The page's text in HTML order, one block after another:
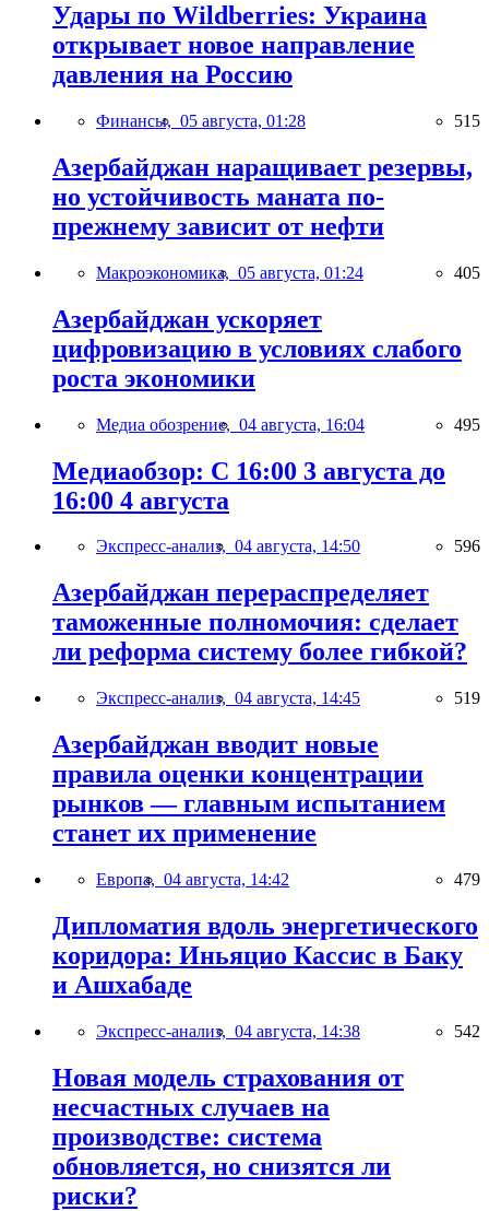
Удары по Wildberries: Украина
открывает новое направление
давления на Россию
Финансы, 05 августа, 01:28 515
Азербайджан наращивает резервы,
но устойчивость маната по-
прежнему зависит от нефти
Макроэкономика, 05 августа, 01:24 405
Азербайджан ускоряет
цифровизацию в условиях слабого
роста экономики
Медиа обозрение, 04 августа, 16:04 495
Медиаобзор: С 16:00 3 августа до
16:00 4 августа
Экспресс-анализ, 04 августа, 14:50 596
Азербайджан перераспределяет
таможенные полномочия: сделает
ли реформа систему более гибкой?
Экспресс-анализ, 04 августа, 14:45 519
Азербайджан вводит новые
правила оценки концентрации
рынков — главным испытанием
станет их применение
Европа, 04 августа, 14:42 479
Дипломатия вдоль энергетического
коридора: Иньяцио Кассис в Баку
и Ашхабаде
Экспресс-анализ, 04 августа, 14:38 542
Новая модель страхования от
несчастных случаев на
производстве: система
обновляется, но снизятся ли
риски?